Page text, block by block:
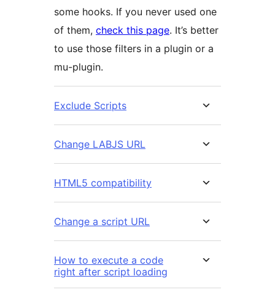
some hooks. If you never used one
of them, check this page. It’s better
to use those filters in a plugin or a
mu-plugin.
Exclude Scripts
Change LABJS URL
HTML5 compatibility
Change a script URL
How to execute a code
right after script loading